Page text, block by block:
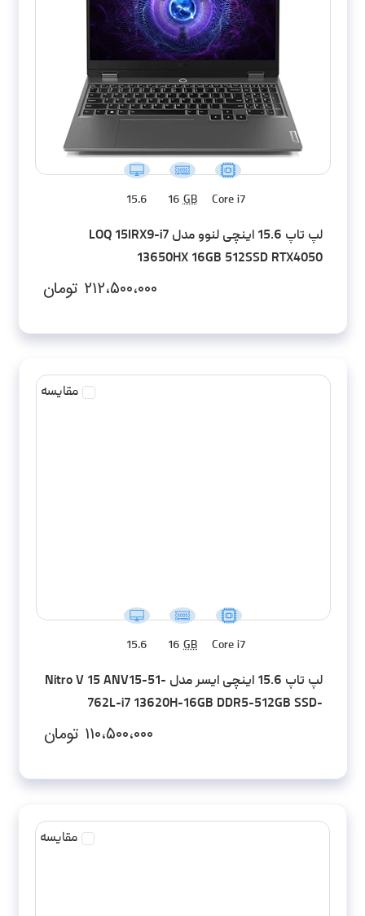
Core i7
16GB
15.6
لپ تاپ 15.6 اینچی لنوو مدل LOQ 15IRX9-i7
13650HX 16GB 512SSD RTX4050
۲۱۲،۵۰۰،۰۰۰ تومان
مقایسه
Core i7
16 GB
15.6
لپ تاپ 15.6 اینچی ایسر مدل Nitro V 15 ANV15-51-
762L-i7 13620H-16GB DDR5-512GB SSD-
۱۱۰،۵۰۰،۰۰۰ تومان
مقایسه